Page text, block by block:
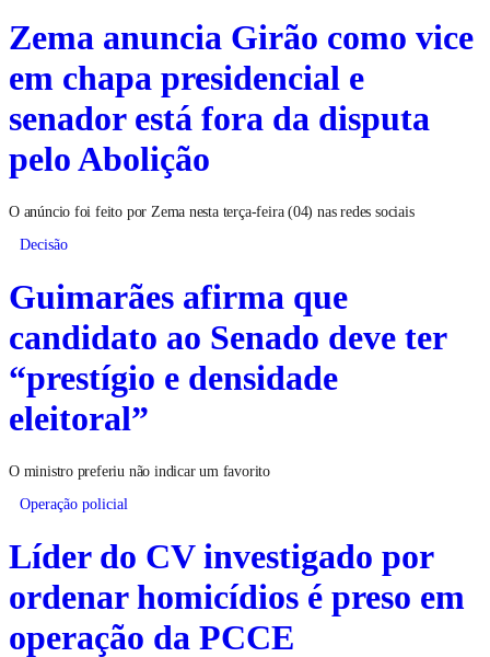
Zema anuncia Girão como vice
em chapa presidencial e
senador está fora da disputa
pelo Abolição
O anúncio foi feito por Zema nesta terça-feira (04) nas redes sociais
Decisão
Guimarães afirma que
candidato ao Senado deve ter
“prestígio e densidade
eleitoral”
O ministro preferiu não indicar um favorito
Operação policial
Líder do CV investigado por
ordenar homicídios é preso em
operação da PCCE